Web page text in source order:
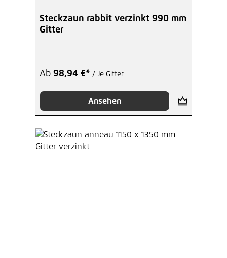
Steckzaun rabbit verzinkt 990 mm
Gitter
Ab 98,94 €* / Je Gitter
Ansehen